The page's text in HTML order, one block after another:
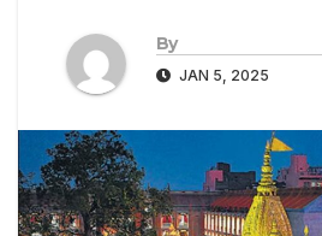
By
JAN 5, 2025